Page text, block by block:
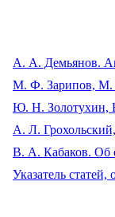
A. А. Демьянов.
М. Ф. Зарипов, М.
Ю. Н. Золотухин,
А. Л.
B. А. Кабаков. Об
Указатель